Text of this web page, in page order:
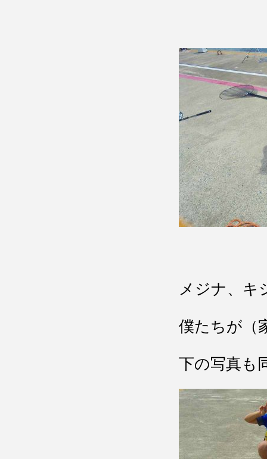
メジナ、キ
僕たちが（
下の写真も